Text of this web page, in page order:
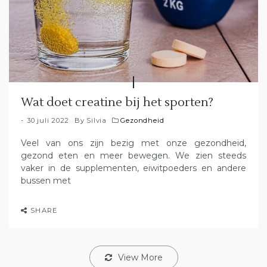
Wat doet creatine bij het sporten?
30 juli 2022 By Silvia Gezondheid
Veel van ons zijn bezig met onze gezondheid,
gezond eten en meer bewegen. We zien steeds
vaker in de supplementen, eiwitpoeders en andere
bussen met
SHARE
View More